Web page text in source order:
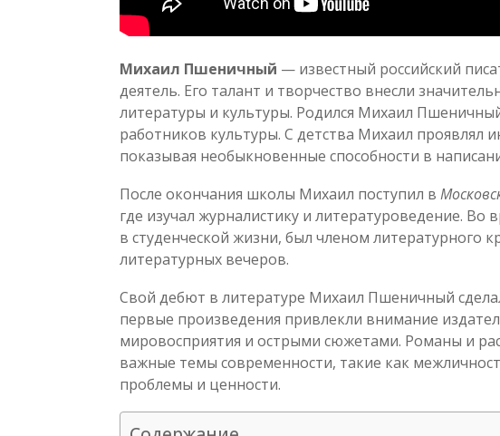
Михаил Пшеничный — известный российский
деятель. Его талант и творчество внесли
литературы и культуры. Родился Михаил
работников культуры. С детства Михаил проявлял
показывая необыкновенные способности в
После окончания школы Михаил поступил в
где изучал журналистику и литературоведение. Во
в студенческой жизни, был членом литературного
литературных вечеров.
Свой дебют в литературе Михаил Пшеничный
первые произведения привлекли внимание
мировосприятия и острыми сюжетами. Романы и
важные темы современности, такие как
проблемы и ценности.